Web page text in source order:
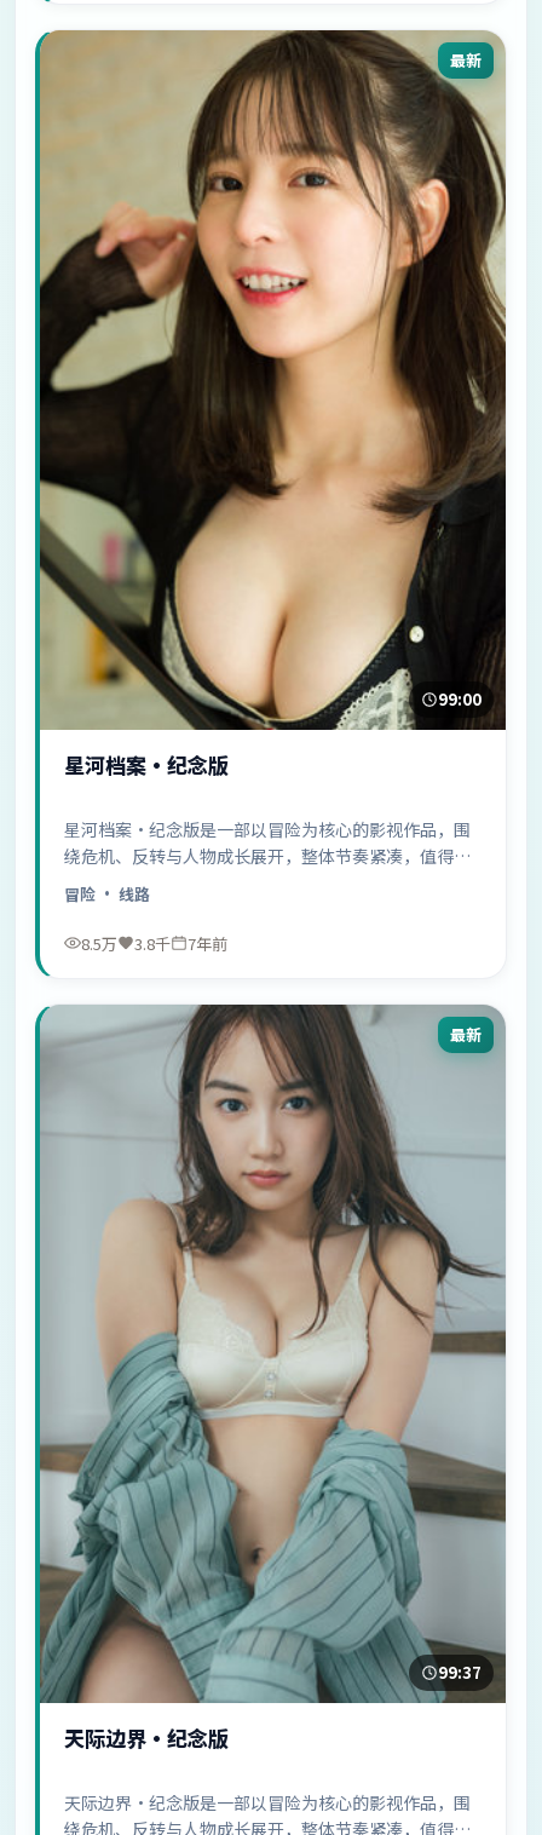
最新
99:00
星河档案·纪念版
星河档案·纪念版是一部以冒险为核心的影视作品，围
绕危机、反转与人物成长展开，整体节奏紧凑，值得推
荐观看。
冒险 · 线路
8.5万 3.8千 7年前
最新
99:37
天际边界·纪念版
天际边界·纪念版是一部以冒险为核心的影视作品，围
绕危机、反转与人物成长展开，整体节奏紧凑，值得推